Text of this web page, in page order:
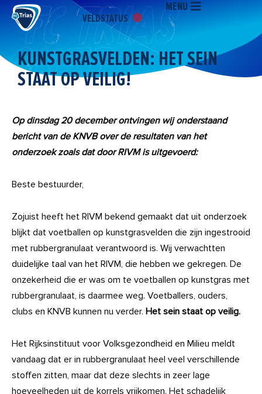
naar
inhoud
VELDSTATUS
MENU
KUNSTGRASVELDEN: HET SEIN
STAAT OP VEILIG!
Op dinsdag 20 december ontvingen wij onderstaand
bericht van de KNVB over de resultaten van het
onderzoek zoals dat door RIVM is uitgevoerd:
Beste bestuurder,
Zojuist heeft het RIVM bekend gemaakt dat uit onderzoek
blijkt dat voetballen op kunstgrasvelden die zijn ingestrooid
met rubbergranulaat verantwoord is. Wij verwachtten
duidelijke taal van het RIVM, die hebben we gekregen. De
onzekerheid die er was om te voetballen op kunstgras met
rubbergranulaat, is daarmee weg. Voetballers, ouders,
clubs en KNVB kunnen nu verder. Het sein staat op veilig.
Het Rijksinstituut voor Volksgezondheid en Milieu meldt
vandaag dat er in rubbergranulaat heel veel verschillende
stoffen zitten, maar dat deze slechts in zeer lage
hoeveelheden uit de korrels vrijkomen. Het schadelijk